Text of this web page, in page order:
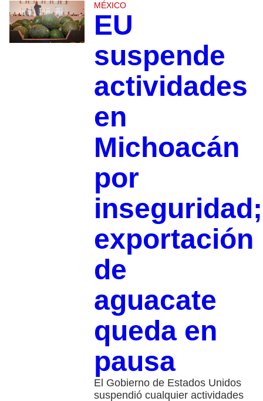
MÉXICO
EU
suspende
actividades
en
Michoacán
por
inseguridad;
exportación
de
aguacate
queda en
pausa
El Gobierno de Estados Unidos
suspendió cualquier actividades